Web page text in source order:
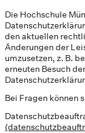
Die Hochschule
den aktuellen
Änderungen der
umzusetzen, z. B.
erneuten Besuch
Bei Fragen können